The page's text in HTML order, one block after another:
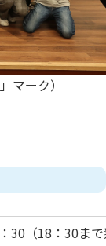
マーク）
30（18：30ま